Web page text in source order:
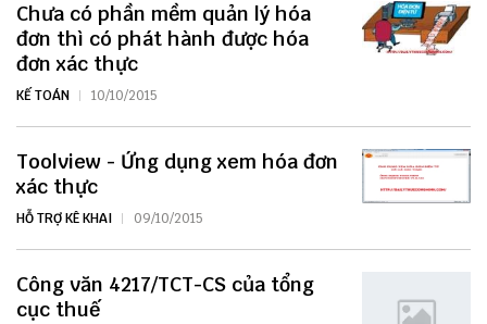
Chưa có phần mềm quản lý hóa
đơn thì có phát hành được hóa
đơn xác thực
KẾ TOÁN 10/10/2015
Toolview - Ứng dụng xem hóa đơn
xác thực
HỖ TRỢ KÊ KHAI 09/10/2015
Công văn 4217/TCT-CS của tổng
cục thuế